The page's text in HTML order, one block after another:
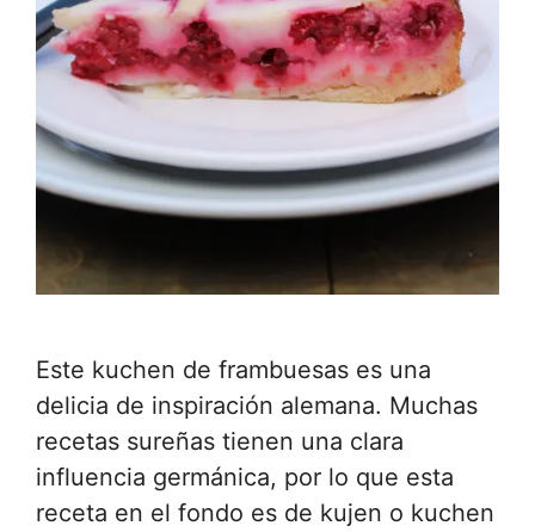
Este kuchen de frambuesas es una
delicia de inspiración alemana. Muchas
recetas sureñas tienen una clara
influencia germánica, por lo que esta
receta en el fondo es de kujen o kuchen